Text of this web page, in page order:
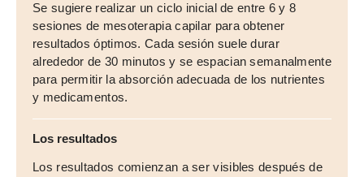
Se sugiere realizar un ciclo inicial de entre 6 y 8
sesiones de mesoterapia capilar para obtener
resultados óptimos. Cada sesión suele durar
alrededor de 30 minutos y se espacian semanalmente
para permitir la absorción adecuada de los nutrientes
y medicamentos.
Los resultados
Los resultados comienzan a ser visibles después de